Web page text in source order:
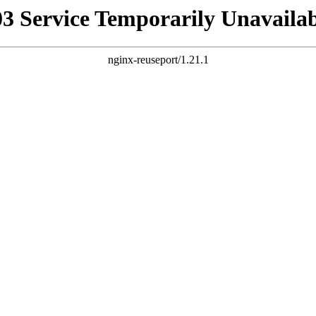
Service Temporarily
nginx-reuseport/1.21.1